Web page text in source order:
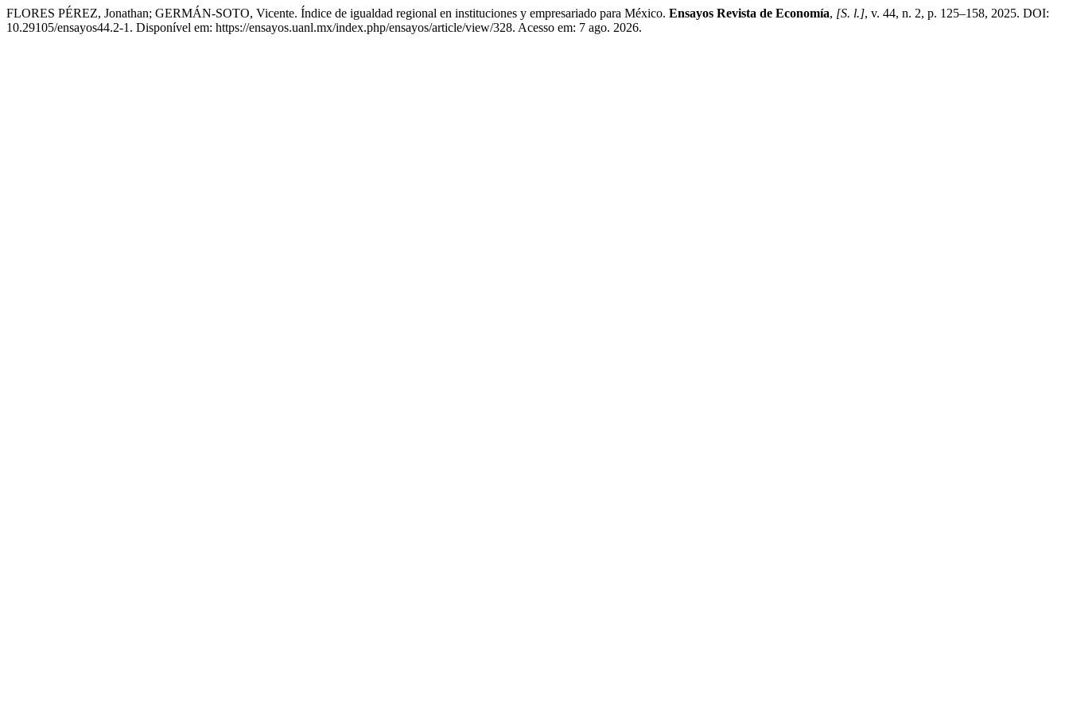
FLORES PÉREZ, Jonathan; GERMÁN-SOTO, Vicente. Índice de igualdad regional en instituciones y empresariado para México. Ensayos Revista de Economía, [S. l.], v. 44, n. 2, p. 125–158, 2025. DOI:
10.29105/ensayos44.2-1. Disponível em: https://ensayos.uanl.mx/index.php/ensayos/article/view/328. Acesso em: 7 ago. 2026.